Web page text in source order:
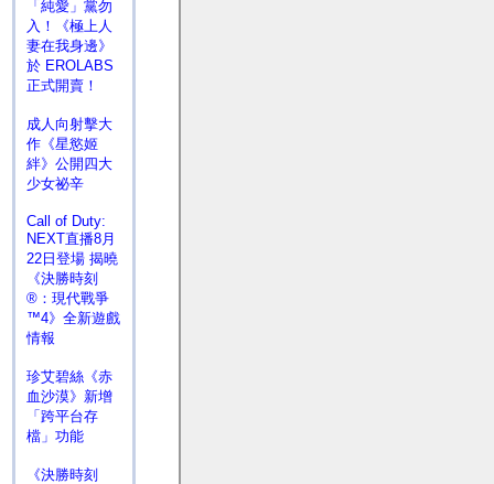
「純愛」黨勿
入！《極上人
妻在我身邊》
於 EROLABS
正式開賣！
成人向射擊大
作《星慾姬
絆》公開四大
少女祕辛
Call of Duty:
NEXT直播8月
22日登場 揭曉
《決勝時刻
®：現代戰爭
™4》全新遊戲
情報
珍艾碧絲《赤
血沙漠》新增
「跨平台存
檔」功能
《決勝時刻